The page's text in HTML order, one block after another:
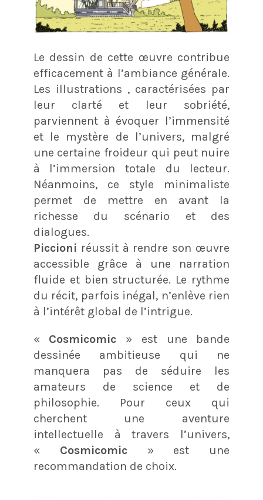
Le dessin de cette œuvre contribue
efficacement à l’ambiance générale.
Les illustrations , caractérisées par
leur clarté et leur sobriété,
parviennent à évoquer l’immensité
et le mystère de l’univers, malgré
une certaine froideur qui peut nuire
à l’immersion totale du lecteur.
Néanmoins, ce style minimaliste
permet de mettre en avant la
richesse du scénario et des
dialogues​.
Piccioni réussit à rendre son œuvre
accessible grâce à une narration
fluide et bien structurée. Le rythme
du récit, parfois inégal, n’enlève rien
à l’intérêt global de l’intrigue.
« Cosmicomic » est une bande
dessinée ambitieuse qui ne
manquera pas de séduire les
amateurs de science et de
philosophie. Pour ceux qui
cherchent une aventure
intellectuelle à travers l’univers,
« Cosmicomic» est une
recommandation de choix.